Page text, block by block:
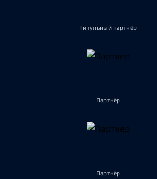
Титульный партнёр
Партнёр
Партнёр